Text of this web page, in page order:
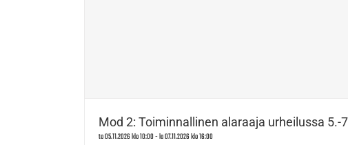
Mod 2: Toiminnallinen alaraaja urheilussa 5.-
to 05.11.2026 klo 10:00-la 07.11.2026 klo 16:00